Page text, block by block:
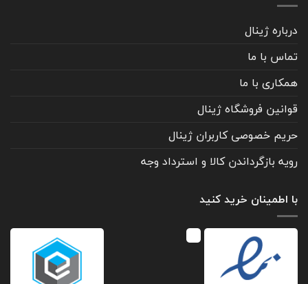
درباره ژینال
تماس با ما
همکاری با ما
قوانین فروشگاه ژینال
حریم خصوصی کاربران ژینال
رویه بازگرداندن کالا و استرداد وجه
با اطمینان خرید کنید